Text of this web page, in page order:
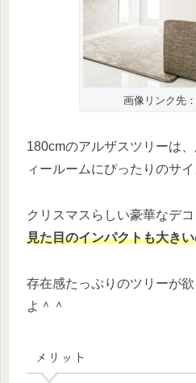
画像リンク先
180cmのアルザスツリーは
ィールームにぴったりのサイ
クリスマスらしい豪華なデ
見た目のインパクトも大きい
存在感たっぷりのツリーが
よ＾＾
メリット